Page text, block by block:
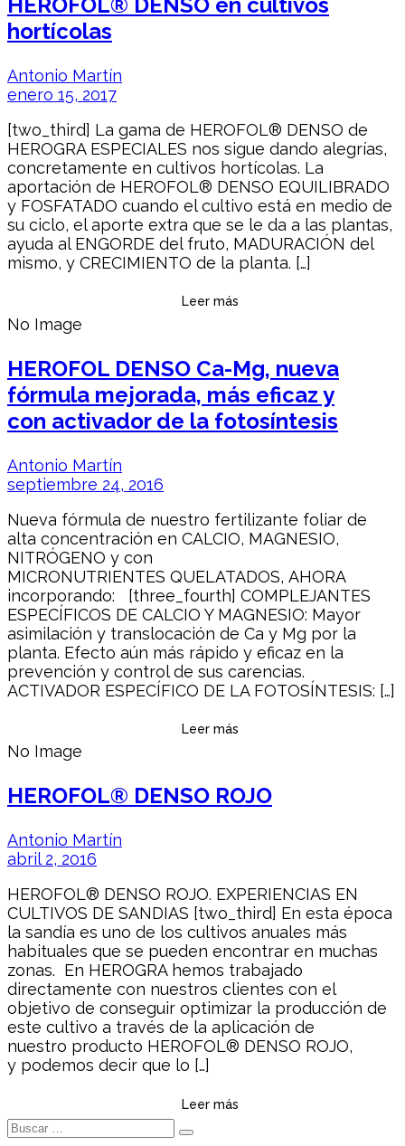
hortícolas
Antonio Martín
enero 15, 2017
[two_third] La gama de HEROFOL® DENSO de
HEROGRA ESPECIALES nos sigue dando alegrías,
concretamente en cultivos hortícolas. La
aportación de HEROFOL® DENSO EQUILIBRADO
y FOSFATADO cuando el cultivo está en medio de
su ciclo, el aporte extra que se le da a las plantas,
ayuda al ENGORDE del fruto, MADURACIÓN del
mismo, y CRECIMIENTO de la planta. […]
Leer más
No Image
HEROFOL DENSO Ca-Mg, nueva
fórmula mejorada, más eficaz y
con activador de la fotosíntesis
Antonio Martín
septiembre 24, 2016
Nueva fórmula de nuestro fertilizante foliar de
alta concentración en CALCIO, MAGNESIO,
NITRÓGENO y con
MICRONUTRIENTES QUELATADOS, AHORA
incorporando: [three_fourth] COMPLEJANTES
ESPECÍFICOS DE CALCIO Y MAGNESIO: Mayor
asimilación y translocación de Ca y Mg por la
planta. Efecto aún más rápido y eficaz en la
prevención y control de sus carencias.
ACTIVADOR ESPECÍFICO DE LA FOTOSÍNTESIS: […]
Leer más
No Image
HEROFOL® DENSO ROJO
Antonio Martín
abril 2, 2016
HEROFOL® DENSO ROJO. EXPERIENCIAS EN
CULTIVOS DE SANDIAS [two_third] En esta época
la sandía es uno de los cultivos anuales más
habituales que se pueden encontrar en muchas
zonas. En HEROGRA hemos trabajado
directamente con nuestros clientes con el
objetivo de conseguir optimizar la producción de
este cultivo a través de la aplicación de
nuestro producto HEROFOL® DENSO ROJO,
y podemos decir que lo […]
Leer más